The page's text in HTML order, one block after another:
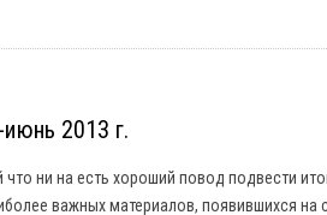
2013 г.
ни на есть хороший повод подвести
важных материалов, появившихся на